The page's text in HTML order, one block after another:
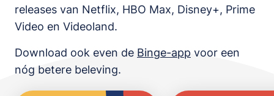
releases van Netflix, HBO Max, Disney+, Prime
Video en Videoland.
Download ook even de Binge-app voor een
nóg betere beleving.